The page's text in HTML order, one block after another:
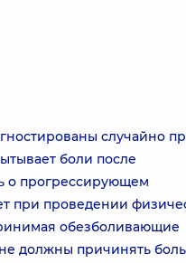
случайно
боли после
о прогрессирующем
при проведении
обезболивающие
должны причинять